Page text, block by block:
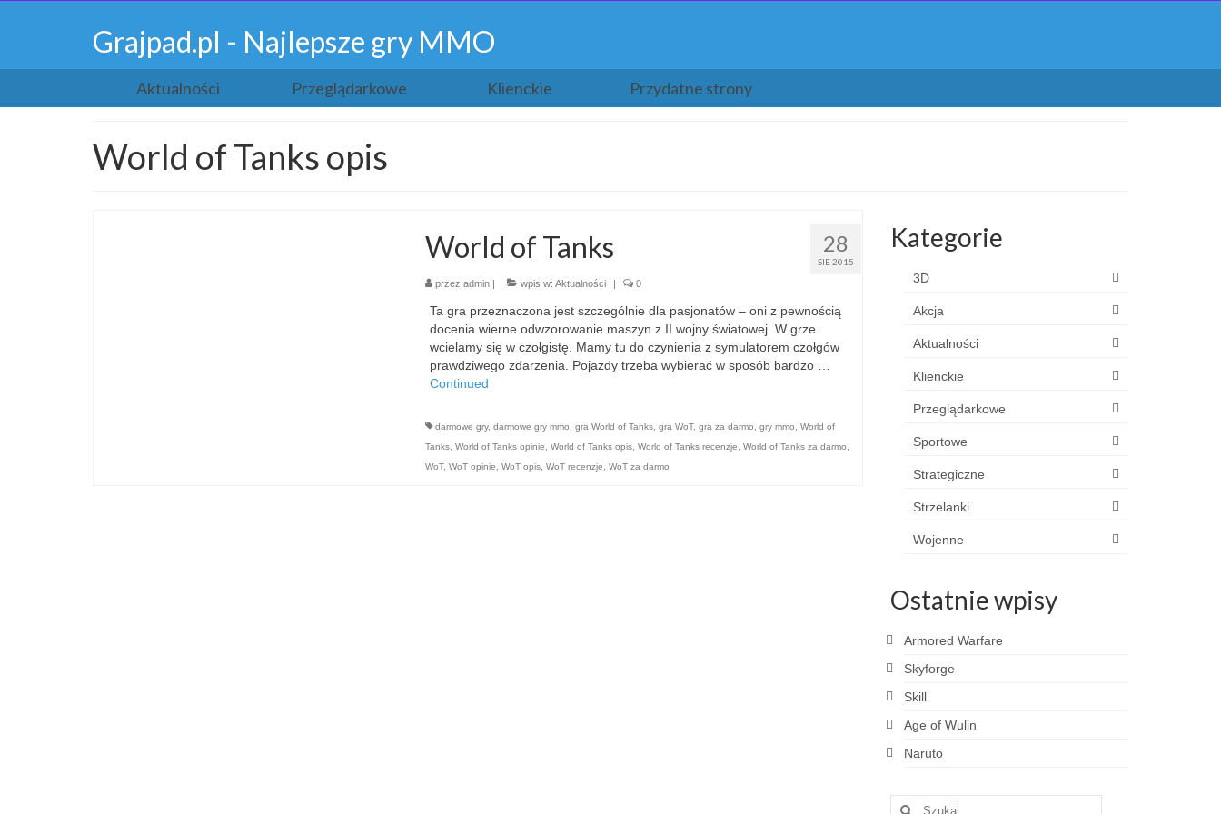
Grajpad.pl - Najlepsze gry MMO
Aktualności Przeglądarkowe Klienckie Przydatne strony
World of Tanks opis
28
SIE 2015
World of Tanks
przez admin| wpis w: Aktualności | 0
Ta gra przeznaczona jest szczególnie dla pasjonatów – oni z pewnością
docenia wierne odwzorowanie maszyn z II wojny światowej. W grze
wcielamy się w czołgistę. Mamy tu do czynienia z symulatorem czołgów
prawdziwego zdarzenia. Pojazdy trzeba wybierać w sposób bardzo …
Continued
darmowe gry, darmowe gry mmo gra World of Tanks, gra WoT, gra za darmo gry mmo
World of
Tanks, World of Tanks opinie World of Tanks opis, World of Tanks recenzje World of Tanks za darmo
WoT, WoT opinie WoT opis, WoT recenzje WoT za darmo
Kategorie
3D
Akcja
Aktualności
Klienckie
Przeglądarkowe
Sportowe
Strategiczne
Strzelanki
Wojenne
Ostatnie wpisy
Armored Warfare
Skyforge
Skill
Age of Wulin
Naruto
Szuklaj